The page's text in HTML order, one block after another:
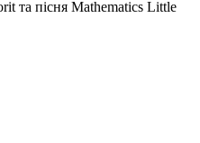
та пісня Mathematics Little